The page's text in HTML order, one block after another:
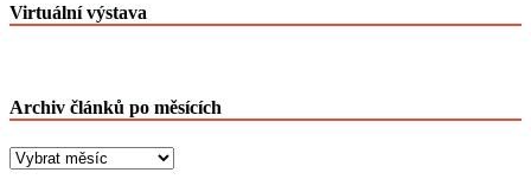
Virtuální výstava
Archiv článků po měsících
Archiv